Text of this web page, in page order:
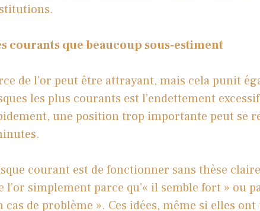
courants que beaucoup sous-estiment
de l’or peut être attrayant, mais cela punit
les plus courants est l’endettement
une position trop importante peut se
courant est de fonctionner sans thèse
l’or simplement parce qu’« il semble fort » ou
de problème ». Ces idées, même si elles